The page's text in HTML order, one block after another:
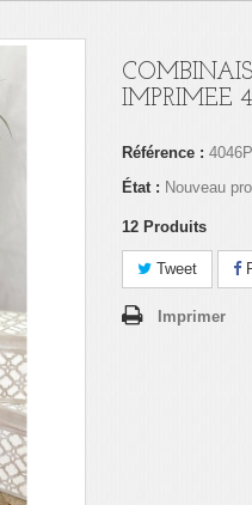
IMPRIMEE
Référence :
État : Nouveau
12 Produits
Tweet
Imprimer